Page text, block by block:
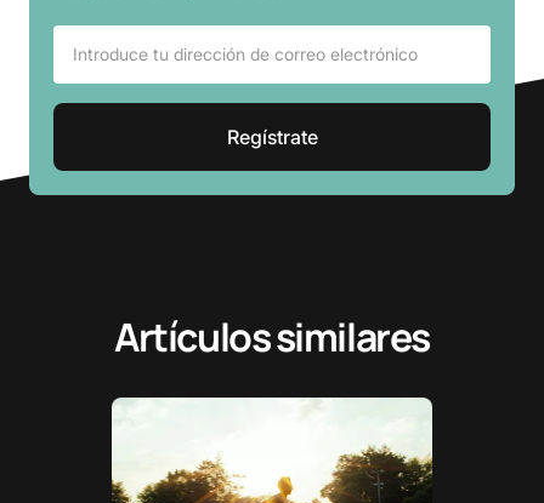
Artículos similares